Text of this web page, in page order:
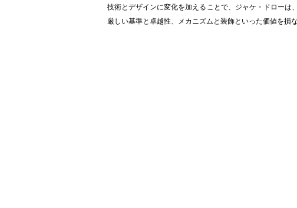
技術とデザインに変化を加えることで、ジャケ・ドローは
厳しい基準と卓越性、メカニズムと装飾といった価値を損